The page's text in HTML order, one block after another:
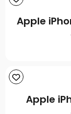
Apple
Apple